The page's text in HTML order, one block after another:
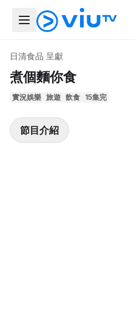
日清食品 呈獻
煮個麵你食
實況娛樂 旅遊 飲食 15集完
節目介紹